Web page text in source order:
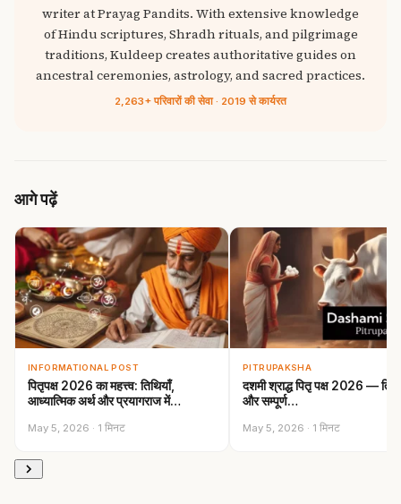
writer at Prayag Pandits. With extensive knowledge
of Hindu scriptures, Shradh rituals, and pilgrimage
traditions, Kuldeep creates authoritative guides on
ancestral ceremonies, astrology, and sacred practices.
2,263+ परिवारों की सेवा · 2019 से कार्यरत
आगे पढ़ें
INFORMATIONAL POST
पितृपक्ष 2026 का महत्त्व: तिथियाँ,
आध्यात्मिक अर्थ और प्रयागराज में…
May 5, 2026 · 1 मिनट
PITRUPAKSHA
दशमी श्राद्ध पितृ पक्ष 2026 —
और सम्पूर्ण…
May 5, 2026 · 1 मिनट